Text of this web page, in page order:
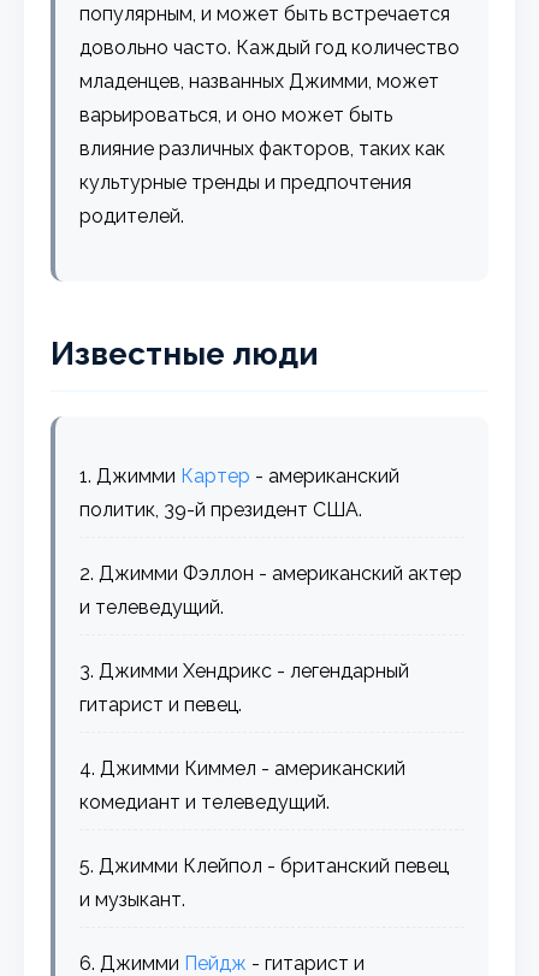
популярным, и может быть встречается
довольно часто. Каждый год количество
младенцев, названных Джимми, может
варьироваться, и оно может быть
влияние различных факторов, таких как
культурные тренды и предпочтения
родителей.
Известные люди
1. Джимми Картер - американский
политик, 39-й президент США.
2. Джимми Фэллон - американский актер
и телеведущий.
3. Джимми Хендрикс - легендарный
гитарист и певец.
4. Джимми Киммел - американский
комедиант и телеведущий.
5. Джимми Клейпол - британский певец
и музыкант.
6. Джимми Пейдж - гитарист и